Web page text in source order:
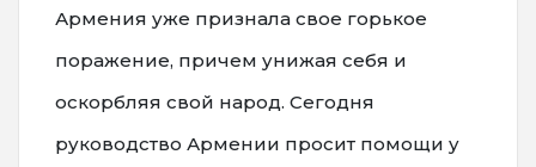
Армения уже признала свое горькое
поражение, причем унижая себя и
оскорбляя свой народ. Сегодня
руководство Армении просит помощи у